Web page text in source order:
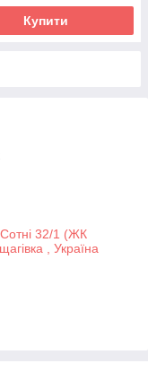
Купити
Сотні 32/1 (ЖК
, Україна